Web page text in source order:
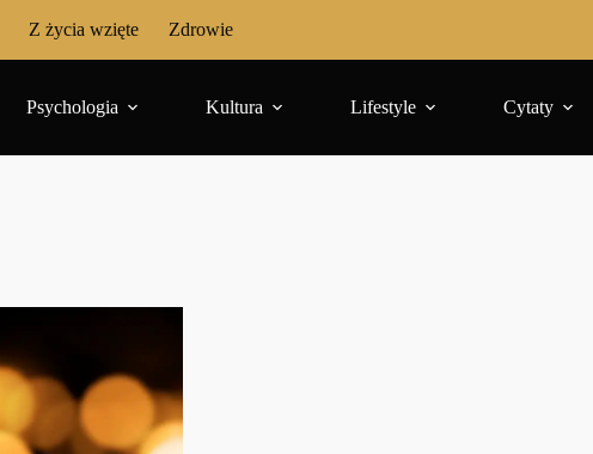
Z życia wzięte Zdrowie
Psychologia Kultura Lifestyle Cytaty